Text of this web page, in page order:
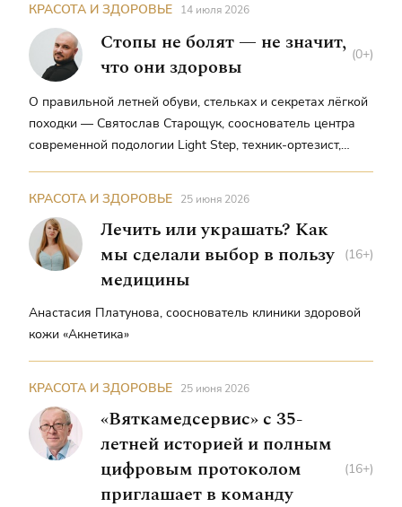
косметолог с 20-летним стажем
КРАСОТА И ЗДОРОВЬЕ 14 июля 2026
Стопы не болят — не значит,
что они здоровы
(0+)
О правильной летней обуви, стельках и секретах лёгкой
походки — Святослав Старощук, сооснователь центра
современной подологии Light Step, техник-ортезист,
КРАСОТА И ЗДОРОВЬЕ 25 июня 2026
Лечить или украшать? Как
мы сделали выбор в пользу
медицины
(16+)
Анастасия Платунова, сооснователь клиники здоровой
кожи «Акнетика»
КРАСОТА И ЗДОРОВЬЕ 25 июня 2026
«Вяткамедсервис» с 35-
летней историей и полным
цифровым протоколом
приглашает в команду
(16+)